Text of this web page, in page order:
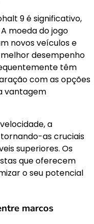
9 é significativo,
moeda do jogo
novos veículos e
desempenho
têm
com as opções
vantagem
a
as cruciais
superiores. Os
que oferecem
o seu potencial
marcos